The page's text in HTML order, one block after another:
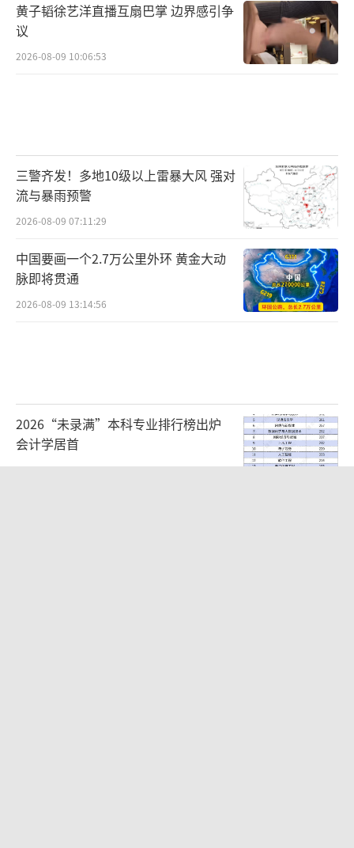
黄子韬徐艺洋直播互扇巴掌 边界感引争
议
2026-08-09 10:06:53
三警齐发！多地10级以上雷暴大风 强对
流与暴雨预警
2026-08-09 07:11:29
中国要画一个2.7万公里外环 黄金大动
脉即将贯通
2026-08-09 13:14:56
2026“未录满”本科专业排行榜出炉
会计学居首
2026-08-09 09:11:38